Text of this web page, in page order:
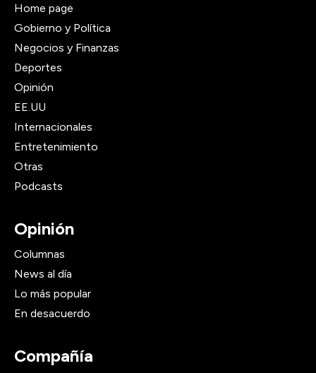
Home page
Gobierno y Política
Negocios y Finanzas
Deportes
Opinión
EE.UU
Internacionales
Entretenimiento
Otras
Podcasts
Opinión
Columnas
News al día
Lo más popular
En desacuerdo
Compañía